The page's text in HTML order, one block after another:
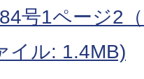
号1ページ2
イル: 1.4MB)